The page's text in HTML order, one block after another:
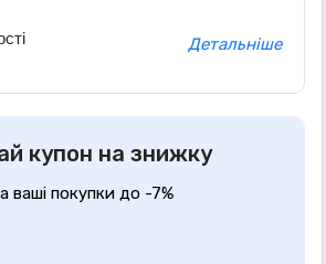
Детальніше
купон на знижку
ваші покупки до -7%